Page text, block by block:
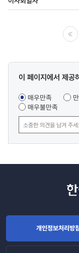
콘텐츠
조사
이 페이지에서 제공
매우만족
매우불만족
개인정보처리방